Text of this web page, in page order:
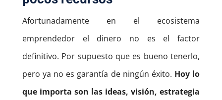
Afortunadamente en el ecosistema
emprendedor el dinero no es el factor
definitivo. Por supuesto que es bueno tenerlo,
pero ya no es garantía de ningún éxito. Hoy lo
que importa son las ideas, visión, estrategia